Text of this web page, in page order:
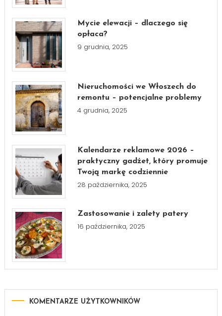
Mycie elewacji – dlaczego się
opłaca?
9 grudnia, 2025
Nieruchomości we Włoszech do
remontu – potencjalne problemy
4 grudnia, 2025
Kalendarze reklamowe 2026 –
praktyczny gadżet, który promuje
Twoją markę codziennie
28 października, 2025
Zastosowanie i zalety patery
16 października, 2025
KOMENTARZE UŻYTKOWNIKÓW